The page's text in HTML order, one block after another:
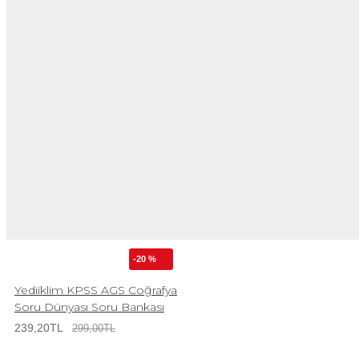
-20 %
Yediiklim KPSS AGS Coğrafya
Soru Dünyası Soru Bankası
239,20TL 299,00TL